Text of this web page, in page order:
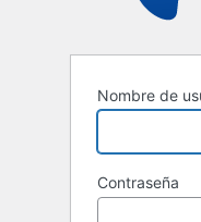
Nombre de
Contraseña